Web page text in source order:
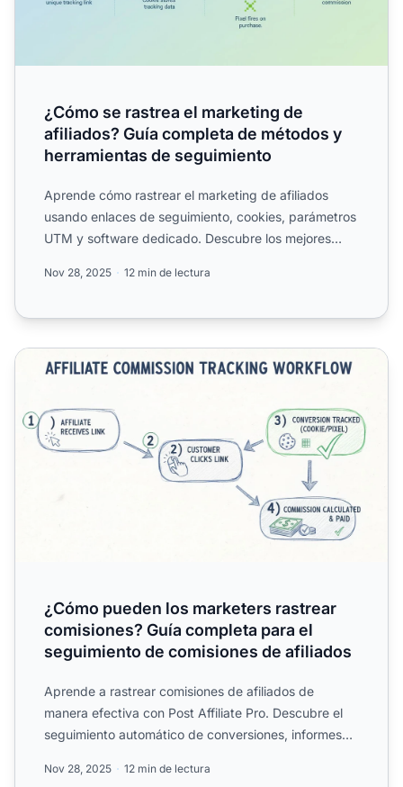
¿Cómo se rastrea el marketing de
afiliados? Guía completa de métodos y
herramientas de seguimiento
Aprende cómo rastrear el marketing de afiliados
usando enlaces de seguimiento, cookies, parámetros
UTM y software dedicado. Descubre los mejores
Nov 28, 2025 12 min de lectura
¿Cómo pueden los marketers rastrear comisiones?
¿Cómo pueden los marketers rastrear
comisiones? Guía completa para el
seguimiento de comisiones de afiliados
Aprende a rastrear comisiones de afiliados de
manera efectiva con Post Affiliate Pro. Descubre el
seguimiento automático de conversiones, informes
Nov 28, 2025 12 min de lectura